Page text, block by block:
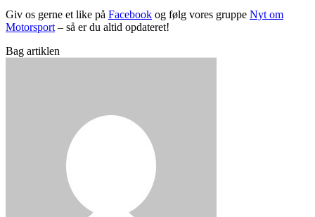
Giv os gerne et like på Facebook og følg vores gruppe Nyt om
Motorsport – så er du altid opdateret!
Bag artiklen